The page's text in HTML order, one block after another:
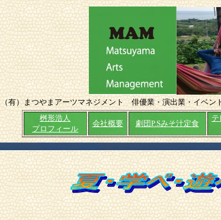
（有）まつやまアーツマネジメント 俳優業・演出業・イベ
桝形浩人
プロフィール
会社概要 劇団P.Sみそ汁定食
テ